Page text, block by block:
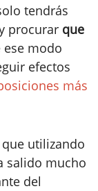
tendrás
procurar que
ese modo
efectos
más
utilizando
salido mucho
del